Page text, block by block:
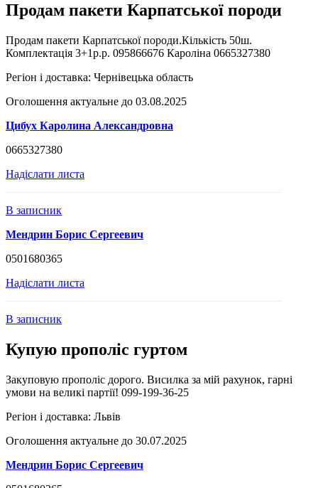
Продам пакети Карпатської породи
Продам пакети Карпатської породи.Кількість 50ш.
Комплектація 3+1р.р. 095866676 Кароліна 0665327380
Регіон і доставка: Чернівецька область
Оголошення актуальне до 03.08.2025
Цибух Каролина Александровна
0665327380
Надіслати листа
В записник
Мендрин Борис Сергеевич
0501680365
Надіслати листа
В записник
Купую прополіс гуртом
Закуповую прополіс дорого. Висилка за мій рахунок, гарні
умови на великі партії! 099-199-36-25
Регіон і доставка: Львів
Оголошення актуальне до 30.07.2025
Мендрин Борис Сергеевич